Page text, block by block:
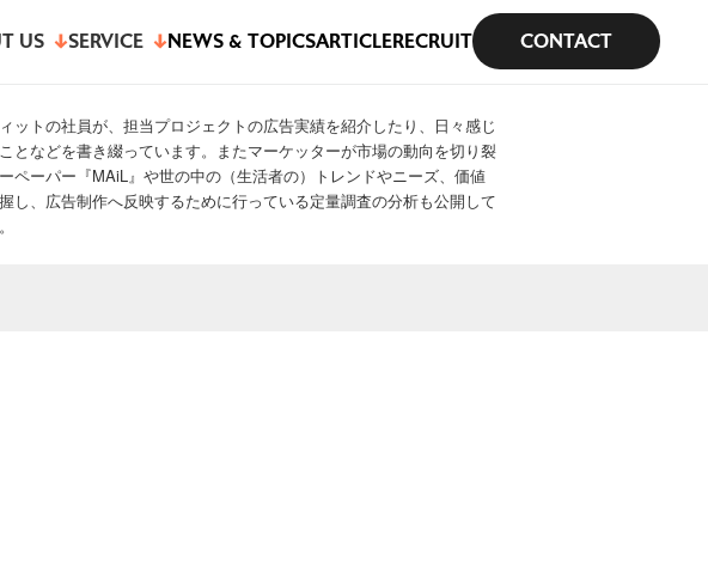
US SERVICE NEWS & TOPICSARTICLERECRUIT CONTACT
ットの社員が、担当プロジェクトの広告実績を紹介したり、日々感じ
となどを書き綴っています。またマーケッターが市場の動向を切り裂
ペーパー『MAiL』や世の中の（生活者の）トレンドやニーズ、価値
し、広告制作へ反映するために行っている定量調査の分析も公開して